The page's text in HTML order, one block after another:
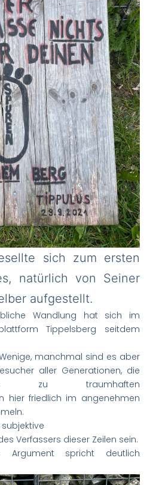
sich zum ersten
natürlich von Seiner
aufgestellt.
Wandlung hat sich im
Tippelsberg seitdem
manchmal sind es aber
aller Generationen, die
zu traumhaften
hier friedlich im angenehmen
Verfassers dieser Zeilen sein.
Argument spricht deutlich